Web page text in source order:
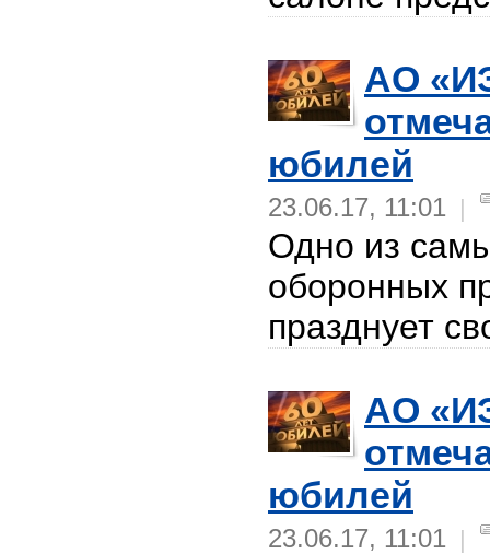
АО
юбилей
23.06.17, 11:01 |
Одно из
оборонных
празднует
АО
юбилей
23.06.17, 11:01 |